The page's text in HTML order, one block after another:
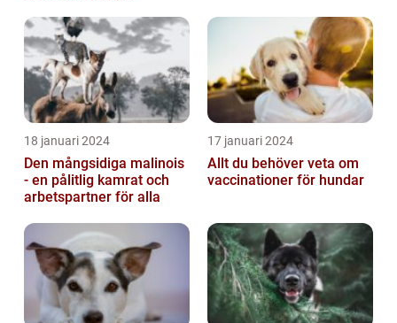
18 januari 2024
Den mångsidiga malinois
- en pålitlig kamrat och
arbetspartner för alla
17 januari 2024
Allt du behöver veta om
vaccinationer för hundar